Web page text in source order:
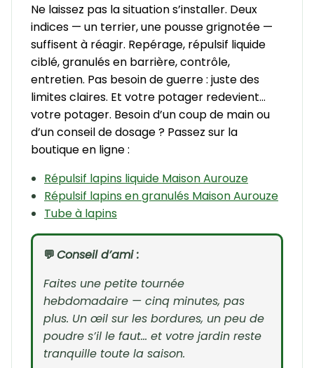
Ne laissez pas la situation s’installer. Deux
indices — un terrier, une pousse grignotée —
suffisent à réagir. Repérage, répulsif liquide
ciblé, granulés en barrière, contrôle,
entretien. Pas besoin de guerre : juste des
limites claires. Et votre potager redevient…
votre potager. Besoin d’un coup de main ou
d’un conseil de dosage ? Passez sur la
boutique en ligne :
Répulsif lapins liquide Maison Aurouze
Répulsif lapins en granulés Maison Aurouze
Tube à lapins
💬Conseil d’ami :
Faites une petite tournée
hebdomadaire — cinq minutes, pas
plus. Un œil sur les bordures, un peu de
poudre s’il le faut… et votre jardin reste
tranquille toute la saison.